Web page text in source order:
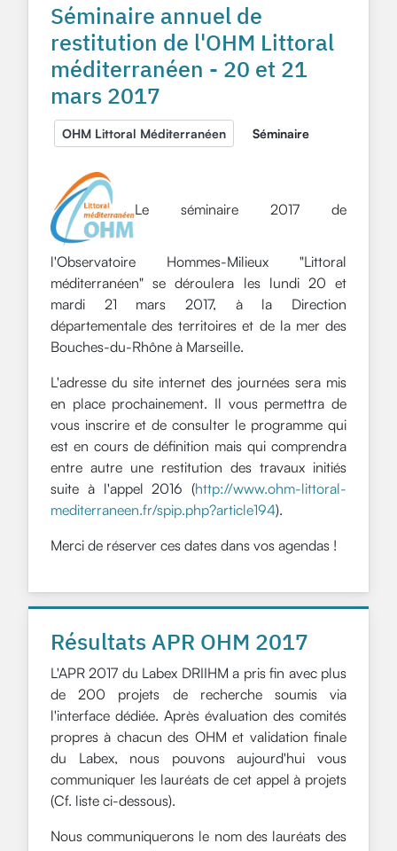
Séminaire annuel de
restitution de l'OHM Littoral
méditerranéen - 20 et 21
mars 2017
OHM Littoral Méditerranéen Séminaire
Le séminaire 2017 de
l'Observatoire Hommes-Milieux "Littoral
méditerranéen" se déroulera les lundi 20 et
mardi 21 mars 2017, à la Direction
départementale des territoires et de la mer des
Bouches-du-Rhône à Marseille.
L'adresse du site internet des journées sera mis
en place prochainement. Il vous permettra de
vous inscrire et de consulter le programme qui
est en cours de définition mais qui comprendra
entre autre une restitution des travaux initiés
suite à l'appel 2016 (http://www.ohm-littoral-
mediterraneen.fr/spip.php?article194).
Merci de réserver ces dates dans vos agendas !
Résultats APR OHM 2017
L'APR 2017 du Labex DRIIHM a pris fin avec plus
de 200 projets de recherche soumis via
l'interface dédiée. Après évaluation des comités
propres à chacun des OHM et validation finale
du Labex, nous pouvons aujourd'hui vous
communiquer les lauréats de cet appel à projets
(Cf. liste ci-dessous).
Nous communiquerons le nom des lauréats des